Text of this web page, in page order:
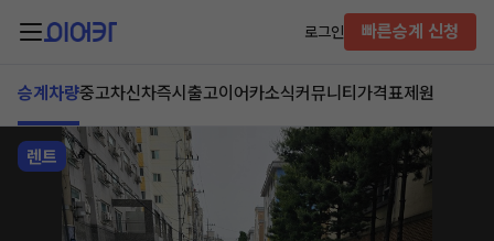
로그인 빠른승계 신청
승계차량중고차신차즉시출고이어카소식커뮤니티 가격표제원
렌트